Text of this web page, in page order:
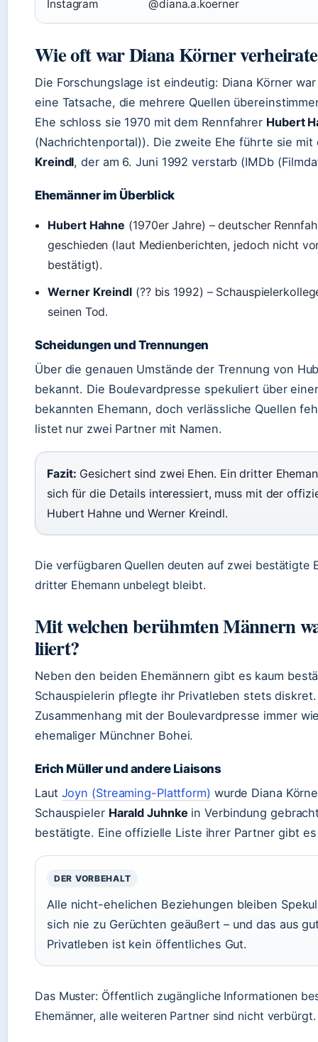
Instagram @diana.a.koerner
Wie oft war Diana Körner
Die Forschungslage ist eindeutig: Diana Körner
eine Tatsache, die mehrere Quellen
Ehe schloss sie 1970 mit dem Rennfahrer Hubert
(Nachrichtenportal)). Die zweite Ehe führte sie mit
Kreindl, der am 6. Juni 1992 verstarb (IMDb
Ehemänner im Überblick
Hubert Hahne (1970er Jahre) – deutscher
geschieden (laut Medienberichten, jedoch nicht
bestätigt).
Werner Kreindl (?? bis 1992) –
seinen Tod.
Scheidungen und Trennungen
Über die genauen Umstände der Trennung von
bekannt. Die Boulevardpresse spekuliert über
bekannten Ehemann, doch verlässliche Quellen
listet nur zwei Partner mit Namen.
Fazit: Gesichert sind zwei Ehen. Ein dritter
sich für die Details interessiert, muss mit der
Hubert Hahne und Werner Kreindl.
Die verfügbaren Quellen deuten auf zwei bestätigte
dritter Ehemann unbelegt bleibt.
Mit welchen berühmten Männern
liiert?
Neben den beiden Ehemännern gibt es kaum
Schauspielerin pflegte ihr Privatleben stets
Zusammenhang mit der Boulevardpresse immer
ehemaliger Münchner Bohei.
Erich Müller und andere Liaisons
Laut Joyn (Streaming-Plattform) wurde Diana
Schauspieler Harald Juhnkein Verbindung
bestätigte. Eine offizielle Liste ihrer Partner gibt
DER VORBEHALT
Alle nicht-ehelichen Beziehungen bleiben
sich nie zu Gerüchten geäußert – und das aus
Privatleben ist kein öffentliches Gut.
Das Muster: Öffentlich zugängliche Informationen
Ehemänner, alle weiteren Partner sind nicht verbürgt.